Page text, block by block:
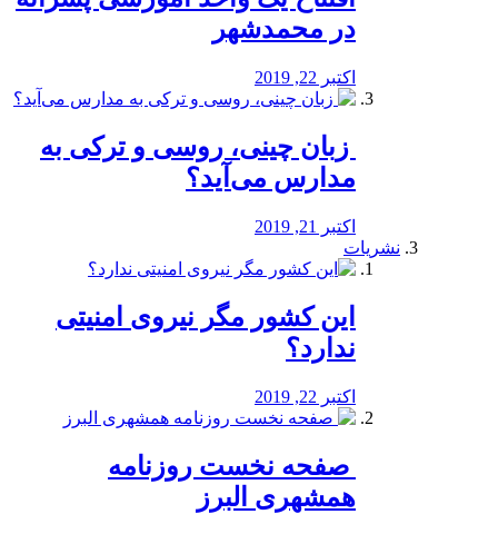
در محمدشهر
اکتبر 22, 2019
️ زبان چینی، روسی و ترکی به
مدارس می‌آید؟
اکتبر 21, 2019
نشریات
این کشور مگر نیروی امنیتی
ندارد؟
اکتبر 22, 2019
️ صفحه نخست روزنامه‌
همشهری البرز